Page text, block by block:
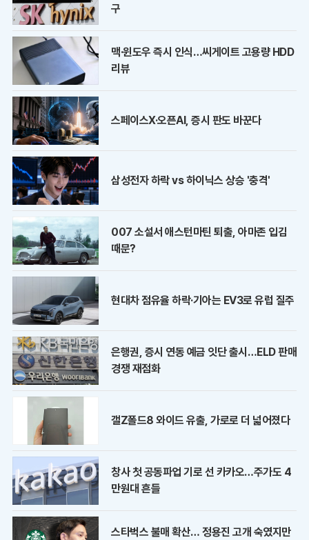
구
맥·윈도우 즉시 인식…씨게이트 고용량 HDD
리뷰
스페이스X·오픈AI, 증시 판도 바꾼다
삼성전자 하락 vs 하이닉스 상승 '충격'
007 소설서 애스턴마틴 퇴출, 아마존 입김
때문?
현대차 점유율 하락·기아는 EV3로 유럽 질주
은행권, 증시 연동 예금 잇단 출시…ELD 판매
경쟁 재점화
갤Z폴드8 와이드 유출, 가로로 더 넓어졌다
창사 첫 공동파업 기로 선 카카오…주가도 4
만원대 흔들
스타벅스 불매 확산… 정용진 고개 숙였지만